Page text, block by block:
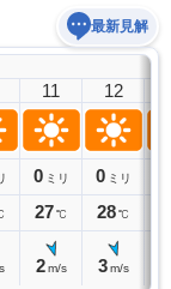
最新見解
11
0 ミリ
27℃
2 m/s
12
0 ミリ
28℃
3 m/s